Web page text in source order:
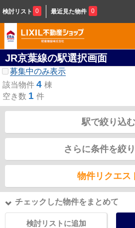
検討リスト 0 最近見た物件 0
JR京葉線の駅選択画面
募集中のみ表示
該当物件 4 棟
空き数 1 件
駅で絞り込む
さらに条件を絞
物件リクエス
チェックした物件をまとめて
検討リストに追加